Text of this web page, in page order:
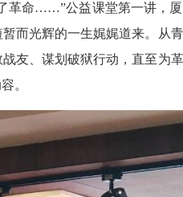
革命……”公益课堂第一讲，
而光辉的一生娓娓道来。从
友、谋划破狱行动，直至为
。